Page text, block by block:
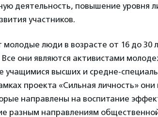
деятельность, повышение уровня
участников.
молодые люди в возрасте от 16 до 30
Все они являются активистами
учащимися высших и средне-
проекта «Сильная личность»
направлены на воспитание
разным направлениям